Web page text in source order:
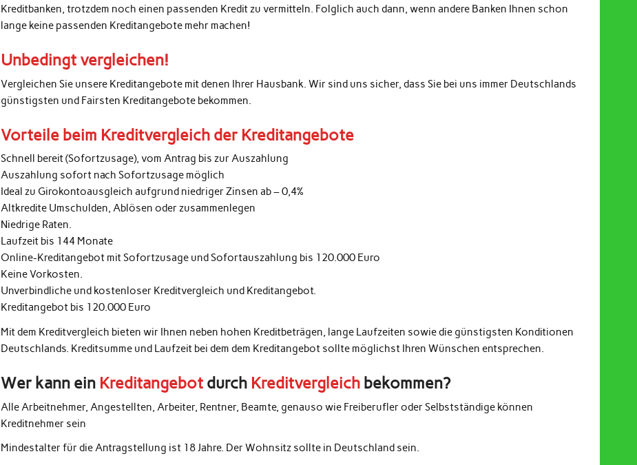
Kreditbanken, trotzdem noch einen passenden Kredit zu vermitteln. Folglich auch dann, wenn andere Banken Ihnen schon
lange keine passenden Kreditangebote mehr machen!
Unbedingt vergleichen!
Vergleichen Sie unsere Kreditangebote mit denen Ihrer Hausbank. Wir sind uns sicher, dass Sie bei uns immer Deutschlands
günstigsten und Fairsten Kreditangebote bekommen.
Vorteile beim Kreditvergleich der Kreditangebote
Schnell bereit (Sofortzusage), vom Antrag bis zur Auszahlung
Auszahlung sofort nach Sofortzusage möglich
Ideal zu Girokontoausgleich aufgrund niedriger Zinsen ab – 0,4%
Altkredite Umschulden, Ablösen oder zusammenlegen
Niedrige Raten.
Laufzeit bis 144 Monate
Online-Kreditangebot mit Sofortzusage und Sofortauszahlung bis 120.000 Euro
Keine Vorkosten.
Unverbindliche und kostenloser Kreditvergleich und Kreditangebot.
Kreditangebot bis 120.000 Euro
Mit dem Kreditvergleich bieten wir Ihnen neben hohen Kreditbeträgen, lange Laufzeiten sowie die günstigsten Konditionen
Deutschlands. Kreditsumme und Laufzeit bei dem dem Kreditangebot sollte möglichst Ihren Wünschen entsprechen.
Wer kann ein Kreditangebot durch Kreditvergleich bekommen?
Alle Arbeitnehmer, Angestellten, Arbeiter, Rentner, Beamte, genauso wie Freiberufler oder Selbstständige können
Kreditnehmer sein
Mindestalter für die Antragstellung ist 18 Jahre. Der Wohnsitz sollte in Deutschland sein.